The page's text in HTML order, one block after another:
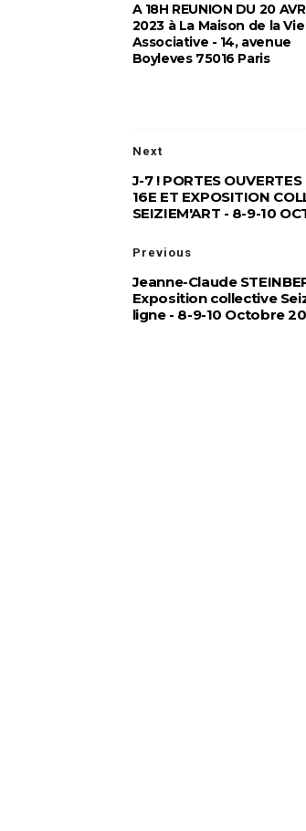
A 18H REUNION DU 20
2023 à La Maison de la Vie
Associative - 14, avenue
Boyleves 75016 Paris
Next
J-7 ! PORTES
16E ET EXPOSITION
SEIZIEM'ART - 8-9-10
Previous
Jeanne-Claude
Exposition collective
ligne - 8-9-10 Octobre